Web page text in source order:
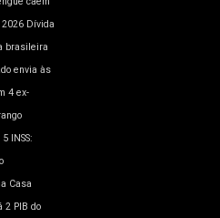
2026 Dívida
brasileira
envia às
4 ex-
5 INSS:
Casa
2 PIB do